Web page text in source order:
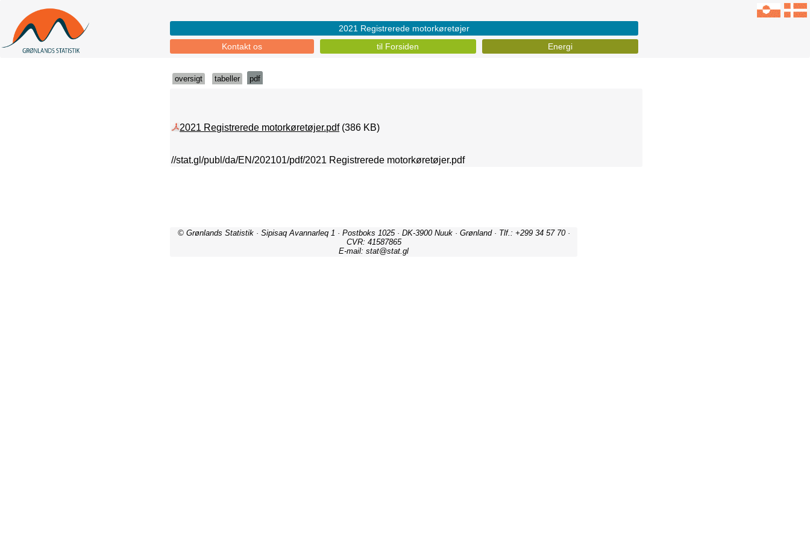
Kontakt os til Forsiden Energi
2021 Registrerede motorkøretøjer
oversigt tabeller pdf
2021 Registrerede motorkøretøjer.pdf(386 KB)
//stat.gl/publ/da/EN/202101/pdf/2021 Registrerede motorkøretøjer.pdf
© Grønlands Statistik · Sipisaq Avannarleq 1 · Postboks 1025 · DK-3900 Nuuk · Grønland · Tlf.: +299 34 57 70 ·
CVR: 41587865
E-mail: stat@stat.gl